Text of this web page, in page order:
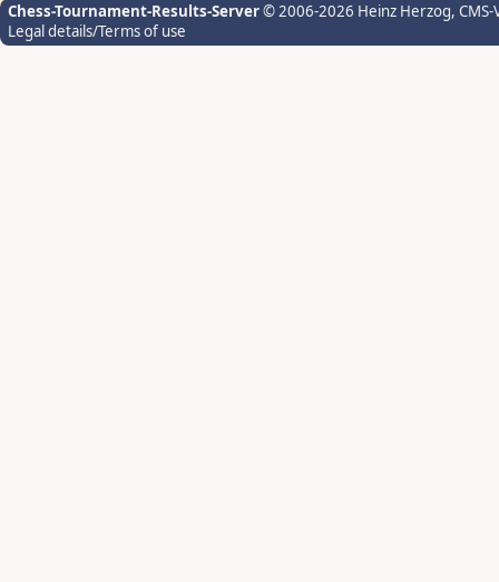
Chess-Tournament-Results-Server© 2006-2026 Heinz Herzog,
Legal details/Terms of use